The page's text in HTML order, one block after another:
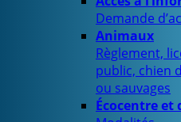
Demande
Animaux
Règlement,
public, chien
ou sauvages
Écocentre